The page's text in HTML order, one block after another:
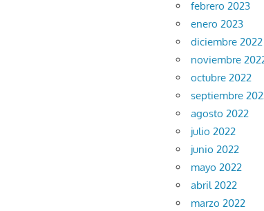
febrero 2023
enero 2023
diciembre 2022
noviembre
octubre 2022
septiembre
agosto 2022
julio 2022
junio 2022
mayo 2022
abril 2022
marzo 2022